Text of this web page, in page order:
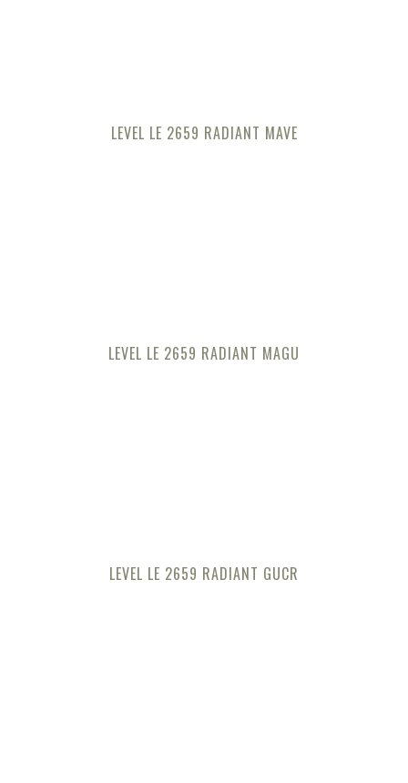
LEVEL LE 2659 RADIANT MAVE
LEVEL LE 2659 RADIANT MAGU
LEVEL LE 2659 RADIANT GUCR